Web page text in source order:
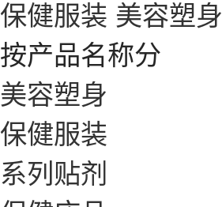
保健服装 美容塑身
按产品名称分
美容塑身
保健服装
系列贴剂